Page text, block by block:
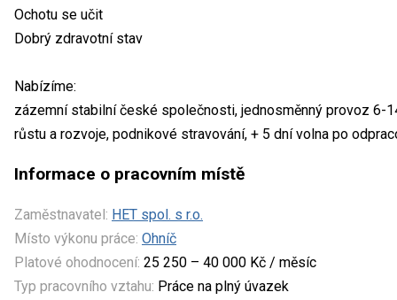
Ochotu se učit
Dobrý zdravotní stav
Nabízíme:
zázemní stabilní české společnosti, jednosměnný provoz 6-
růstu a rozvoje, podnikové stravování, + 5 dní volna po
Informace o pracovním místě
Zaměstnavatel: HET spol. s r.o.
Místo výkonu práce: Ohníč
Platové ohodnocení: 25 250 – 40 000 Kč / měsíc
Typ pracovního vztahu: Práce na plný úvazek